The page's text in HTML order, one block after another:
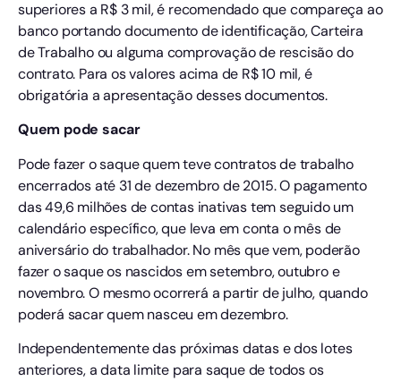
superiores a R$ 3 mil, é recomendado que compareça ao
banco portando documento de identificação, Carteira
de Trabalho ou alguma comprovação de rescisão do
contrato. Para os valores acima de R$ 10 mil, é
obrigatória a apresentação desses documentos.
Quem pode sacar
Pode fazer o saque quem teve contratos de trabalho
encerrados até 31 de dezembro de 2015. O pagamento
das 49,6 milhões de contas inativas tem seguido um
calendário específico, que leva em conta o mês de
aniversário do trabalhador. No mês que vem, poderão
fazer o saque os nascidos em setembro, outubro e
novembro. O mesmo ocorrerá a partir de julho, quando
poderá sacar quem nasceu em dezembro.
Independentemente das próximas datas e dos lotes
anteriores, a data limite para saque de todos os